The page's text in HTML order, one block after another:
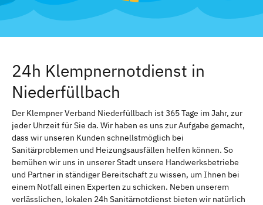
24h Klempnernotdienst in
Niederfüllbach
Der Klempner Verband Niederfüllbach ist 365 Tage im Jahr, zur
jeder Uhrzeit für Sie da. Wir haben es uns zur Aufgabe gemacht,
dass wir unseren Kunden schnellstmöglich bei
Sanitärproblemen und Heizungsausfällen helfen können. So
bemühen wir uns in unserer Stadt unsere Handwerksbetriebe
und Partner in ständiger Bereitschaft zu wissen, um Ihnen bei
einem Notfall einen Experten zu schicken. Neben unserem
verlässlichen, lokalen 24h Sanitärnotdienst bieten wir natürlich